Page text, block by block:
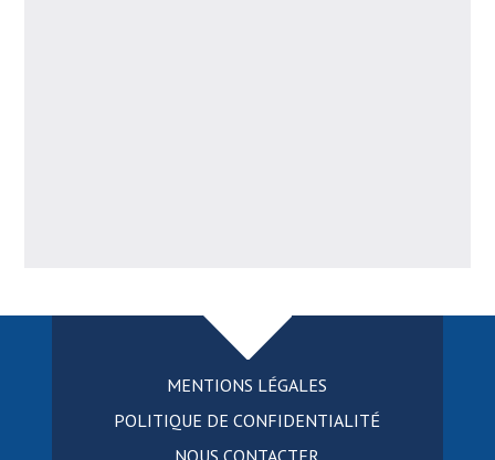
MENTIONS LÉGALES
POLITIQUE DE CONFIDENTIALITÉ
NOUS CONTACTER